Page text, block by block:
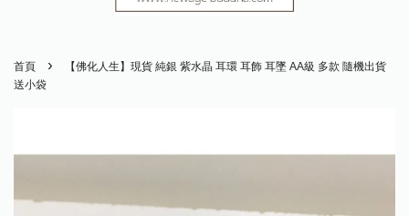
首頁 ›
【佛化人生】現貨 純銀 紫水晶 耳環 耳飾 耳墜 AA級 多款 隨機出貨
送小袋